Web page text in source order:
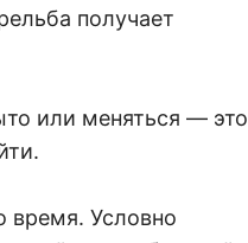
получает
или меняться — это
время. Условно